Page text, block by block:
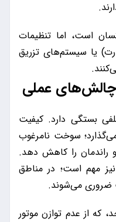
است، اما تنظیمات
یا سیستم‌های تزریق
چالش‌های عملی
بستگی دارد. کیفیت
سوخت نامرغوب
و راندمان را کاهش دهد.
مهم است؛ در مناطق
ضروری می‌شوند.
که از عدم توازن موتور